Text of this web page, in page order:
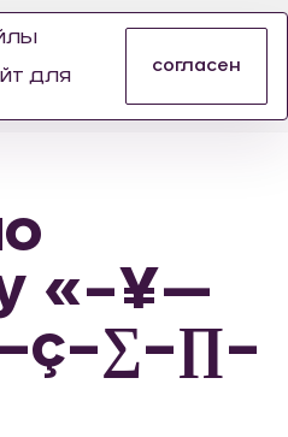
АВТОЗАПЧАСТЕЙ
«–¥—
для
согласен